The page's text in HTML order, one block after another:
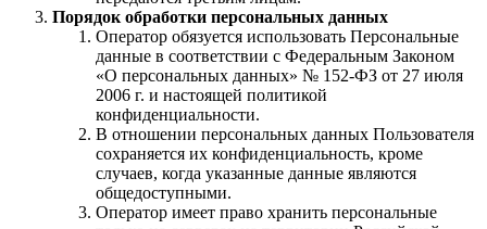
Порядок обработки персональных данных
Оператор обязуется использовать Персональные
данные в соответствии с Федеральным Законом
«О персональных данных» № 152-ФЗ от 27 июля
2006 г. и настоящей политикой
конфиденциальности.
В отношении персональных данных Пользователя
сохраняется их конфиденциальность, кроме
случаев, когда указанные данные являются
общедоступными.
Оператор имеет право хранить персональные